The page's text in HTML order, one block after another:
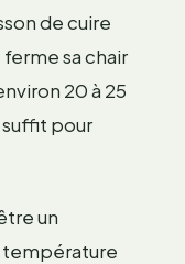
de cuire
sa chair
20 à 25
suffit pour
un
température